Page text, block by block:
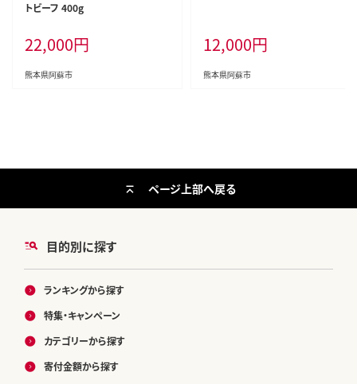
トビーフ 400g
22,000円
熊本県阿蘇市
12,000円
熊本県阿蘇市
目的別に探す
ランキングから探す
特集・キャンペーン
カテゴリーから探す
寄付金額から探す
ページ上部へ戻る